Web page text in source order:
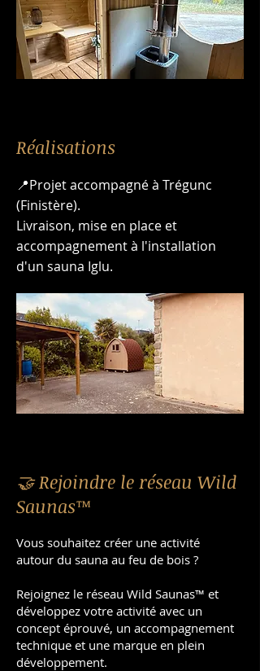
Réalisations
📍Projet accompagné à Trégunc
(Finistère).
Livraison, mise en place et
accompagnement à l'installation
d'un sauna Iglu.
🤝 Rejoindre le réseau Wild
Saunas™
Vous souhaitez créer une activité
autour du sauna au feu de bois ?
Rejoignez le réseau Wild Saunas™ et
développez votre activité avec un
concept éprouvé, un accompagnement
technique et une marque en plein
développement.